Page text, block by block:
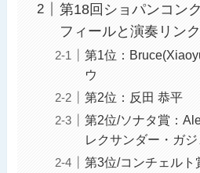
第18回ショパンコン
フィールと演奏リンク
第1位：
ウ
第2位：反田 恭平
第2位/ソナタ賞：
レクサンダー・ガ
第3位/コンチェルト